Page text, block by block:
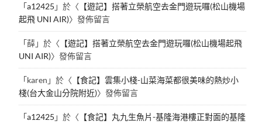
「a12425 」於〈 【遊記】搭著立榮航空去金門遊玩囉(松山機場
起飛 UNI AIR)〉發佈留言
「薛」於〈 【遊記】搭著立榮航空去金門遊玩囉(松山機場起飛
UNI AIR)〉發佈留言
「karen 」於〈 【食記】雲集小棧-山菜海菜都很美味的熱炒小
棧(台大金山分院附近)〉發佈留言
「a12425 」於〈 【食記】丸九生魚片-基隆海港樓正對面的基隆